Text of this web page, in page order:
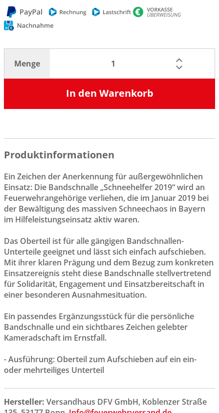
Menge
In den Warenkorb
Produktinformationen
Ein Zeichen der Anerkennung für außergewöhnlichen
Einsatz: Die Bandschnalle „Schneehelfer 2019“ wird an
Feuerwehrangehörige verliehen, die im Januar 2019 bei
der Bewältigung des massiven Schneechaos in Bayern
im Hilfeleistungseinsatz aktiv waren.
Das Oberteil ist für alle gängigen Bandschnallen-
Unterteile geeignet und lässt sich einfach aufschieben.
Mit ihrer klaren Prägung und dem Bezug zum konkreten
Einsatzereignis steht diese Bandschnalle stellvertretend
für Solidarität, Engagement und Einsatzbereitschaft in
einer besonderen Ausnahmesituation.
Ein passendes Ergänzungsstück für die persönliche
Bandschnalle und ein sichtbares Zeichen gelebter
Kameradschaft im Ernstfall.
- Ausführung: Oberteil zum Aufschieben auf ein ein-
oder mehrteiliges Unterteil
Hersteller: Versandhaus DFV GmbH, Koblenzer Straße